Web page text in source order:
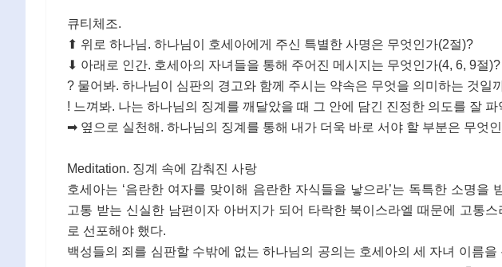
큐티체조.
⬆ 위로 하나님. 하나님이 호세아에게 주신 특별한 사명은 무엇인가(2절)?
⬇ 아래로 인간. 호세아의 자녀들을 통해 주어진 메시지는 무엇인가(4, 6, 9절)?
? 물어봐. 하나님이 심판의 경고와 함께 주시는 약속은 무엇을 의미하는 것일
! 느껴봐. 나는 하나님의 징계를 깨달았을 때 그 안에 담긴 진정한 의도를 잘
➡ 옆으로 실천해. 하나님의 징계를 통해 내가 더욱 바로 서야 할 부분은 무엇
Meditation. 징계 속에 감춰진 사랑
호세아는 ‘음란한 여자를 맞이해 음란한 자식들을 낳으라’는 독특한 소명을
고통 받는 신실한 남편이자 아버지가 되어 타락한 북이스라엘 때문에 고통
로 선포해야 했다.
백성들의 죄를 심판할 수밖에 없는 하나님의 공의는 호세아의 세 자녀 이름